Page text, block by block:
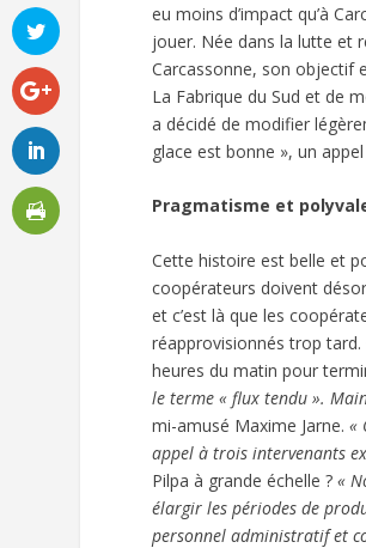
eu moins d’impact qu’à
jouer. Née dans la lutte et
Carcassonne, son objectif
La Fabrique du Sud et de
a décidé de modifier
glace est bonne », un
Pragmatisme et
Cette histoire est belle et
coopérateurs doivent
et c’est là que les
réapprovisionnés trop
heures du matin pour
le terme « flux tendu ».
mi-amusé Maxime Jarne.«
appel à trois intervenants
Pilpa à grande échelle ?«
élargir les périodes de
personnel administratif et